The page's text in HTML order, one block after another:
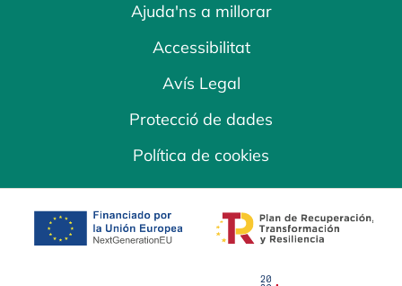
Ajuda'ns a millorar
Accessibilitat
Avís Legal
Protecció de dades
Política de cookies
opens in a new tab opens in a new